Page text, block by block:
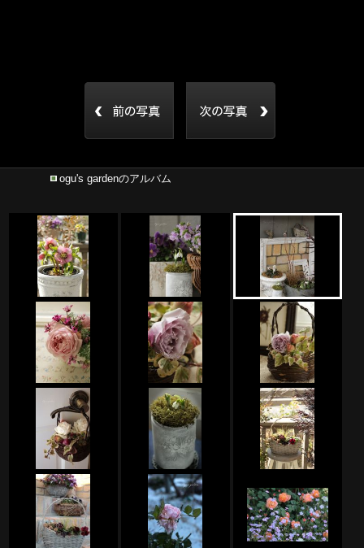
ogu's gardenのアルバム